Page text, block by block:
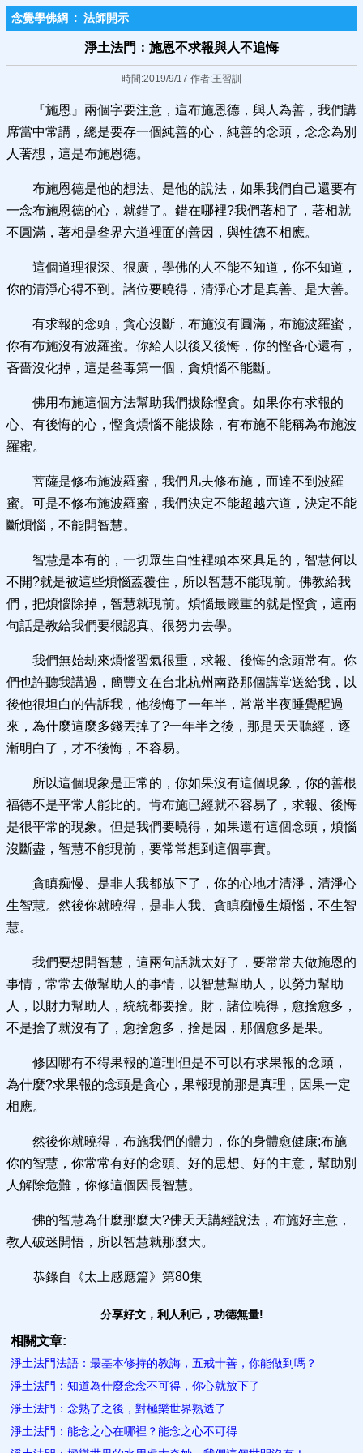
念覺學佛網 : 法師開示
淨土法門：施恩不求報與人不追悔
時間:2019/9/17 作者:王習訓
『施恩』兩個字要注意，這布施恩德，與人為善，我們講
席當中常講，總是要存一個純善的心，純善的念頭，念念為別
人著想，這是布施恩德。
布施恩德是他的想法、是他的說法，如果我們自己還要有
一念布施恩德的心，就錯了。錯在哪裡?我們著相了，著相就
不圓滿，著相是叄界六道裡面的善因，與性德不相應。
這個道理很深、很廣，學佛的人不能不知道，你不知道，
你的清淨心得不到。諸位要曉得，清淨心才是真善、是大善。
有求報的念頭，貪心沒斷，布施沒有圓滿，布施波羅蜜，
你有布施沒有波羅蜜。你給人以後又後悔，你的慳吝心還有，
吝嗇沒化掉，這是叄毒第一個，貪煩惱不能斷。
佛用布施這個方法幫助我們拔除慳貪。如果你有求報的
心、有後悔的心，慳貪煩惱不能拔除，有布施不能稱為布施波
羅蜜。
菩薩是修布施波羅蜜，我們凡夫修布施，而達不到波羅
蜜。可是不修布施波羅蜜，我們決定不能超越六道，決定不能
斷煩惱，不能開智慧。
智慧是本有的，一切眾生自性裡頭本來具足的，智慧何以
不開?就是被這些煩惱蓋覆住，所以智慧不能現前。佛教給我
們，把煩惱除掉，智慧就現前。煩惱最嚴重的就是慳貪，這兩
句話是教給我們要很認真、很努力去學。
我們無始劫來煩惱習氣很重，求報、後悔的念頭常有。你
們也許聽我講過，簡豐文在台北杭州南路那個講堂送給我，以
後他很坦白的告訴我，他後悔了一年半，常常半夜睡覺醒過
來，為什麼這麼多錢丟掉了?一年半之後，那是天天聽經，逐
漸明白了，才不後悔，不容易。
所以這個現象是正常的，你如果沒有這個現象，你的善根
福德不是平常人能比的。肯布施已經就不容易了，求報、後悔
是很平常的現象。但是我們要曉得，如果還有這個念頭，煩惱
沒斷盡，智慧不能現前，要常常想到這個事實。
貪瞋痴慢、是非人我都放下了，你的心地才清淨，清淨心
生智慧。然後你就曉得，是非人我、貪瞋痴慢生煩惱，不生智
慧。
我們要想開智慧，這兩句話就太好了，要常常去做施恩的
事情，常常去做幫助人的事情，以智慧幫助人，以勞力幫助
人，以財力幫助人，統統都要捨。財，諸位曉得，愈捨愈多，
不是捨了就沒有了，愈捨愈多，捨是因，那個愈多是果。
修因哪有不得果報的道理!但是不可以有求果報的念頭，
為什麼?求果報的念頭是貪心，果報現前那是真理，因果一定
相應。
然後你就曉得，布施我們的體力，你的身體愈健康;布施
你的智慧，你常常有好的念頭、好的思想、好的主意，幫助別
人解除危難，你修這個因長智慧。
佛的智慧為什麼那麼大?佛天天講經說法，布施好主意，
教人破迷開悟，所以智慧就那麼大。
恭錄自《太上感應篇》第80集
分享好文，利人利己，功德無量!
相關文章:
淨土法門法語：最基本修持的教誨，五戒十善，你能做到嗎？
淨土法門：知道為什麼念念不可得，你心就放下了
淨土法門：念熟了之後，對極樂世界熟透了
淨土法門：能念之心在哪裡？能念之心不可得